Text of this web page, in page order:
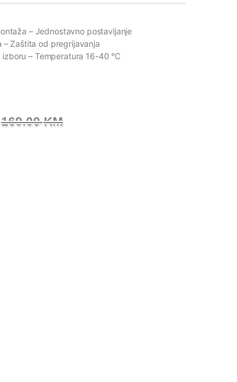
– Jednostavno postavljanje
– Zaštita od pregrijavanja
izboru– Temperatura 16-40 °C
169.00KM